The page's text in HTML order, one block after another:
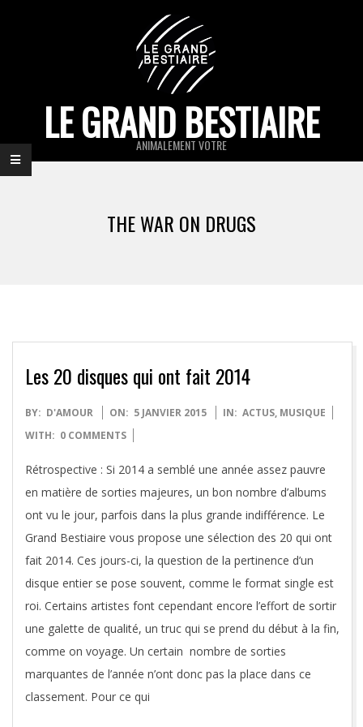
LE GRAND BESTIAIRE
ANIMALEMENT VOTRE
THE WAR ON DRUGS
Les 20 disques qui ont fait 2014
2015-
01-
BY: D'AMOUR ON: 5 JANVIER 2015 IN: ACTUS, MUSIQUE
WITH: 0 COMMENTS
Rétrospective : Si 2014 a semblé une année assez pauvre
en matière de sorties majeures, un bon nombre d’albums
ont vu le jour, parfois dans la plus grande indifférence. Le
Grand Bestiaire vous propose une sélection des 20 qui ont
fait 2014. Ces jours-ci, la question de la pertinence d’un
disque entier se pose souvent, comme le format single est
roi. Certains artistes font cependant encore l’effort de sortir
une galette de qualité, un truc qui se prend du début à la fin,
comme on voyage. Un certain nombre de sorties
marquantes de l’année n’ont donc pas la place dans ce
classement. Pour ce qui